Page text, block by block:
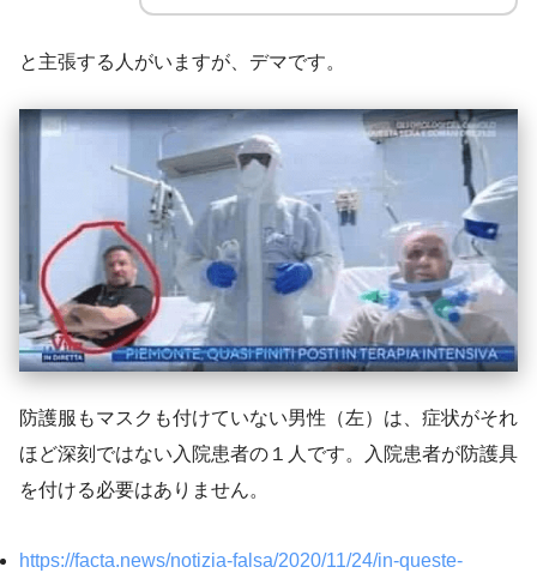
と主張する人がいますが、デマです。
防護服もマスクも付けていない男性（左）は、症状がそれ
ほど深刻ではない入院患者の１人です。入院患者が防護具
を付ける必要はありません。
https://facta.news/notizia-falsa/2020/11/24/in-queste-